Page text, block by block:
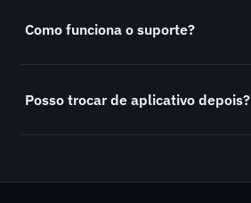
Como funciona o suporte?
Posso trocar de aplicativo depois?